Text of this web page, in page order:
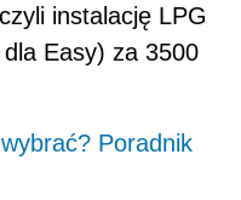
instalację LPG
Easy) za 3500
Poradnik